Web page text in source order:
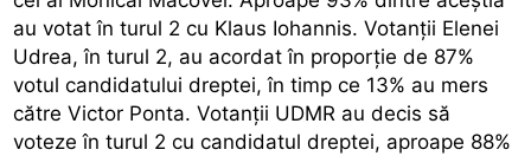
au votat în turul 2 cu Klaus Iohannis. Votanții Elenei
Udrea, în turul 2, au acordat în proporție de 87%
votul candidatului dreptei, în timp ce 13% au mers
către Victor Ponta. Votanții UDMR au decis să
voteze în turul 2 cu candidatul dreptei, aproape 88%